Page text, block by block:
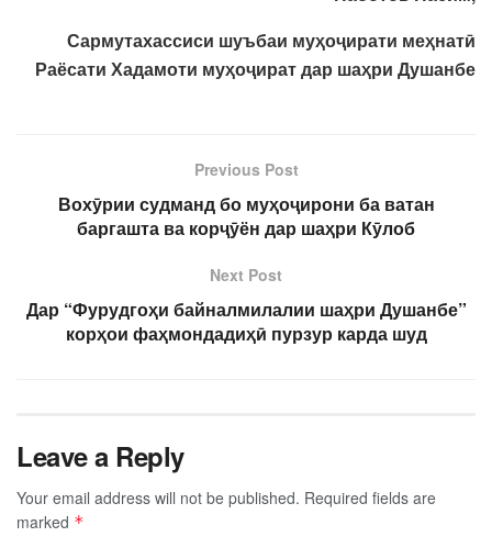
Сармутахассиси шуъбаи муҳоҷирати меҳнатӣ
Раёсати Хадамоти муҳоҷират дар шаҳри Душанбе
Previous Post
Вохӯрии судманд бо муҳоҷирони ба ватан
баргашта ва корҷӯён дар шаҳри Кӯлоб
Next Post
Дар “Фурудгоҳи байналмилалии шаҳри Душанбе”
корҳои фаҳмондадиҳӣ пурзур карда шуд
Leave a Reply
Your email address will not be published. Required fields are
marked *